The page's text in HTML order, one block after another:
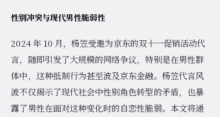
性别冲突与现代男性脆弱性
2024 年 10 月，杨笠受邀为京东的双十一促销活动代
言，随即引发了大规模的网络争议，特别是在男性群
体中，这种抵制行为甚至波及京东金融。杨笠代言风
波不仅揭示了现代社会中性别角色转型的矛盾，也暴
露了男性在面对这种变化时的自恋性脆弱。本文将通